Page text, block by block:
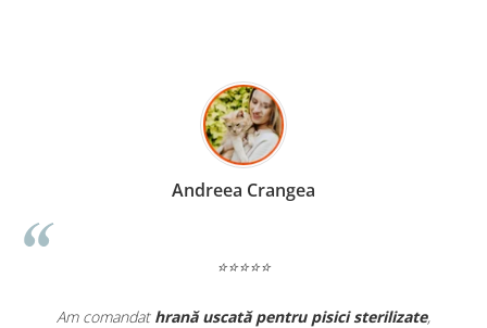
Madalina Stancea
⭐⭐⭐⭐⭐
Apreciez foarte mult faptul că peehranaanimale.rogăsesc